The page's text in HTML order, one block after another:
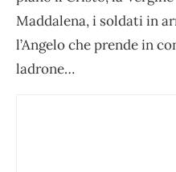
Maddalena, i soldati in
l’Angelo che prende in
ladrone…